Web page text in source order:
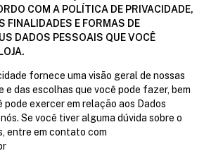
COM A POLÍTICA DE PRIVACIDADE,
FINALIDADES E FORMAS DE
DADOS PESSOAIS QUE VOCÊ
fornece uma visão geral de nossas
e das escolhas que você pode fazer, bem
pode exercer em relação aos Dados
Se você tiver alguma dúvida sobre o
entre em contato com